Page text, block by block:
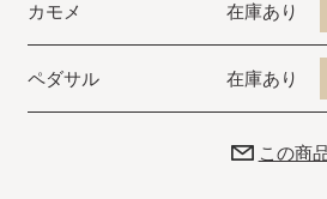
カモメ 在庫あり
ペダサル 在庫あり
この商